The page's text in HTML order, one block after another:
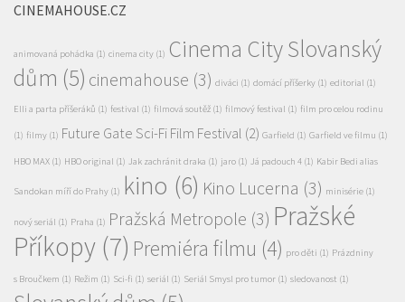
CINEMAHOUSE.CZ
animovaná pohádka(1) cinema city(1) Cinema City Slovanský
dům(5)cinemahouse(3) diváci (1) domácí příšerky (1) editorial(1)
Elli a parta příšeráků (1) festival (1) filmová soutěž(1) filmový festival(1) film pro celou rodinu
Future Gate Sci-Fi Film Festival (2) Garfield(1) Garfield ve filmu
HBO MAX HBO original(1) Jak zachránit draka (1) jaro Já padouch 4
kino(6) Kino Lucerna (3)
nový seriál(1) Praha (1) Pražská Metropole Pražské